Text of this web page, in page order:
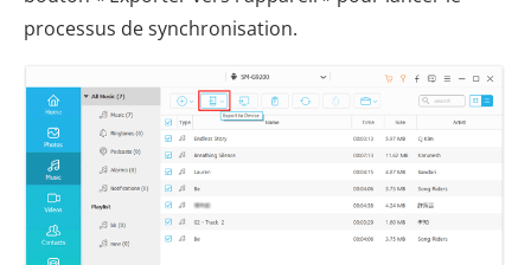
processus de synchronisation.